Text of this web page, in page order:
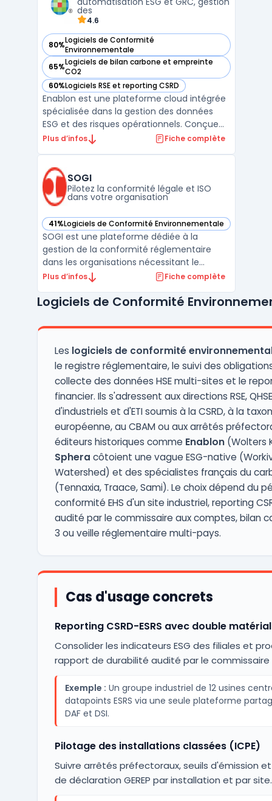
émission ...
des
4.6
80%Logiciels de Conformité
Environnementale
— voir Enablon dans cette catégorie
65%Logiciels de bilan carbone et empreinte
CO2
— voir Enablon dans cette catégorie
60%Logiciels RSE et reporting CSRD
— voir Enablon dans cette catégorie
Enablon est une plateforme cloud intégrée
spécialisée dans la gestion des données
ESG et des risques opérationnels. Conçue
pour centraliser la collecte, le suivi et
gouvernance, Enablon permet aux
entreprises de se conformer aux normes
mon ...
Plus d’infos Fiche complète
SOGI
Pilotez la conformité légale et ISO
dans votre organisation
41%Logiciels de Conformité Environnementale
— voir SOGI dans cette catégorie
SOGI est une plateforme dédiée à la
gestion de la conformité réglementaire
dans les organisations nécessitant le
respect des exigences légales et des
répondre aux besoins d’anticipation des
du suivi des données juridiqu ...
Plus d’infos Fiche complète
Logiciels de Conformité
Les logiciels de conformité
le registre réglementaire, le suivi des obligations
collecte des données HSE multi-sites et le
financier. Ils s'adressent aux directions RSE,
d'industriels et d'ETI soumis à la CSRD, à la
européenne, au CBAM ou aux arrêtés
éditeurs historiques comme Enablon(Wolters
Sphera côtoient une vague ESG-native
Watershed) et des spécialistes français du
(Tennaxia, Traace, Sami). Le choix dépend du
conformité EHS d'un site industriel, reporting
audité par le commissaire aux comptes, bilan
3 ou veille réglementaire multi-pays.
Cas d'usage concrets
Reporting CSRD-ESRS avec double
Consolider les indicateurs ESG des filiales et
rapport de durabilité audité par le
Exemple : Un groupe industriel de 12 usines
datapoints ESRS via une seule plateforme
DAF et DSI.
Pilotage des installations classées (ICPE)
Suivre arrêtés préfectoraux, seuils d'émission
de déclaration GEREP par installation et par site.